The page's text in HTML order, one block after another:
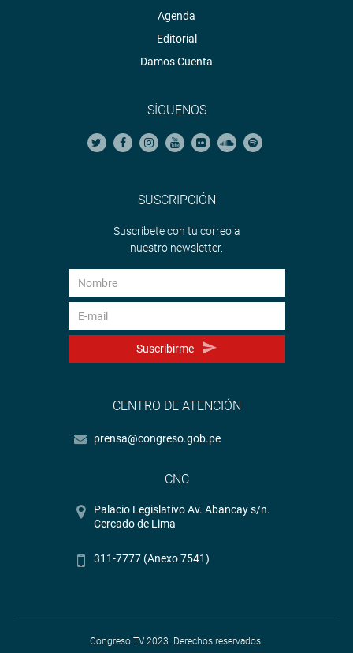
Agenda
Editorial
Damos Cuenta
SÍGUENOS
SUSCRIPCIÓN
Suscríbete con tu correo a
nuestro newsletter.
Suscribirme
CENTRO DE ATENCIÓN
prensa@congreso.gob.pe
CNC
Palacio Legislativo Av. Abancay s/n.
Cercado de Lima
311-7777 (Anexo 7541)
Congreso TV 2023. Derechos reservados.